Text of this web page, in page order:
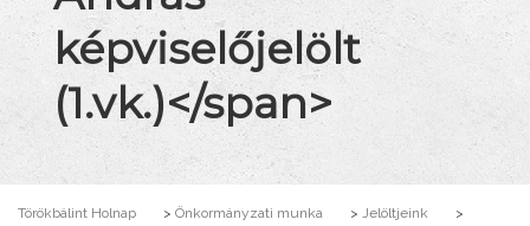
képviselőjelölt
(1.vk.)</span>
Törökbálint Holnap > Önkormányzati munka > Jelöltjeink >